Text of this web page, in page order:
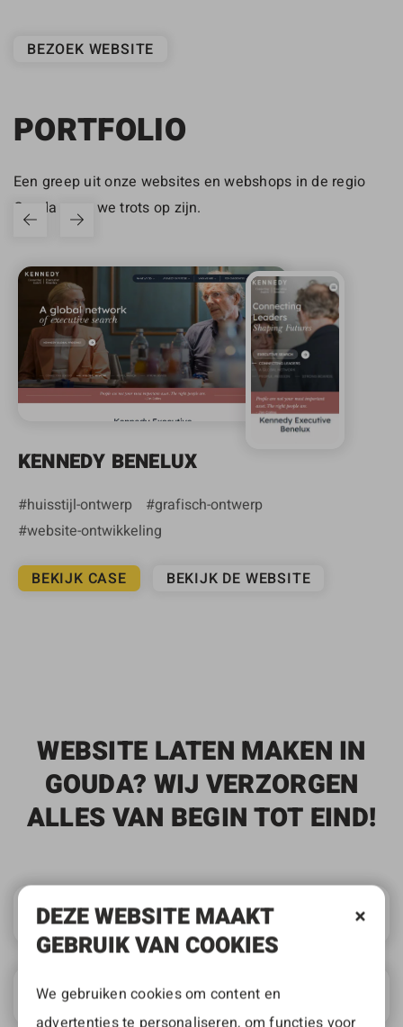
BEZOEK WEBSITE
PORTFOLIO
Een greep uit onze websites en webshops in de regio
Gouda waar we trots op zijn.
KENNEDY BENELUX
huisstijl-ontwerp
grafisch-ontwerp
website-ontwikkeling
BEKIJK CASE BEKIJK DE WEBSITE
WEBSITE LATEN MAKEN IN
GOUDA? WIJ VERZORGEN
ALLES VAN BEGIN TOT EIND!
WAT KOST WEBDESIGN IN GOUDA?
KAN IK MIJN WEBSITE LATER ZELF
BEHEREN?
DEZE WEBSITE MAAKT
GEBRUIK VAN COOKIES
We gebruiken cookies om content en
advertenties te personaliseren, om functies voor